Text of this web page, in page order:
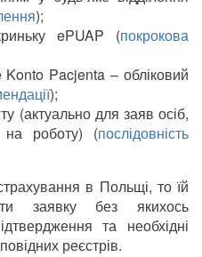
);
ePUAP (покрокова
Pacjenta – обліковий
);
(актуально для заяв осіб,
на роботу) (послідовність
в Польщі, то їй
заявку без якихось
та необхідні
реєстрів.